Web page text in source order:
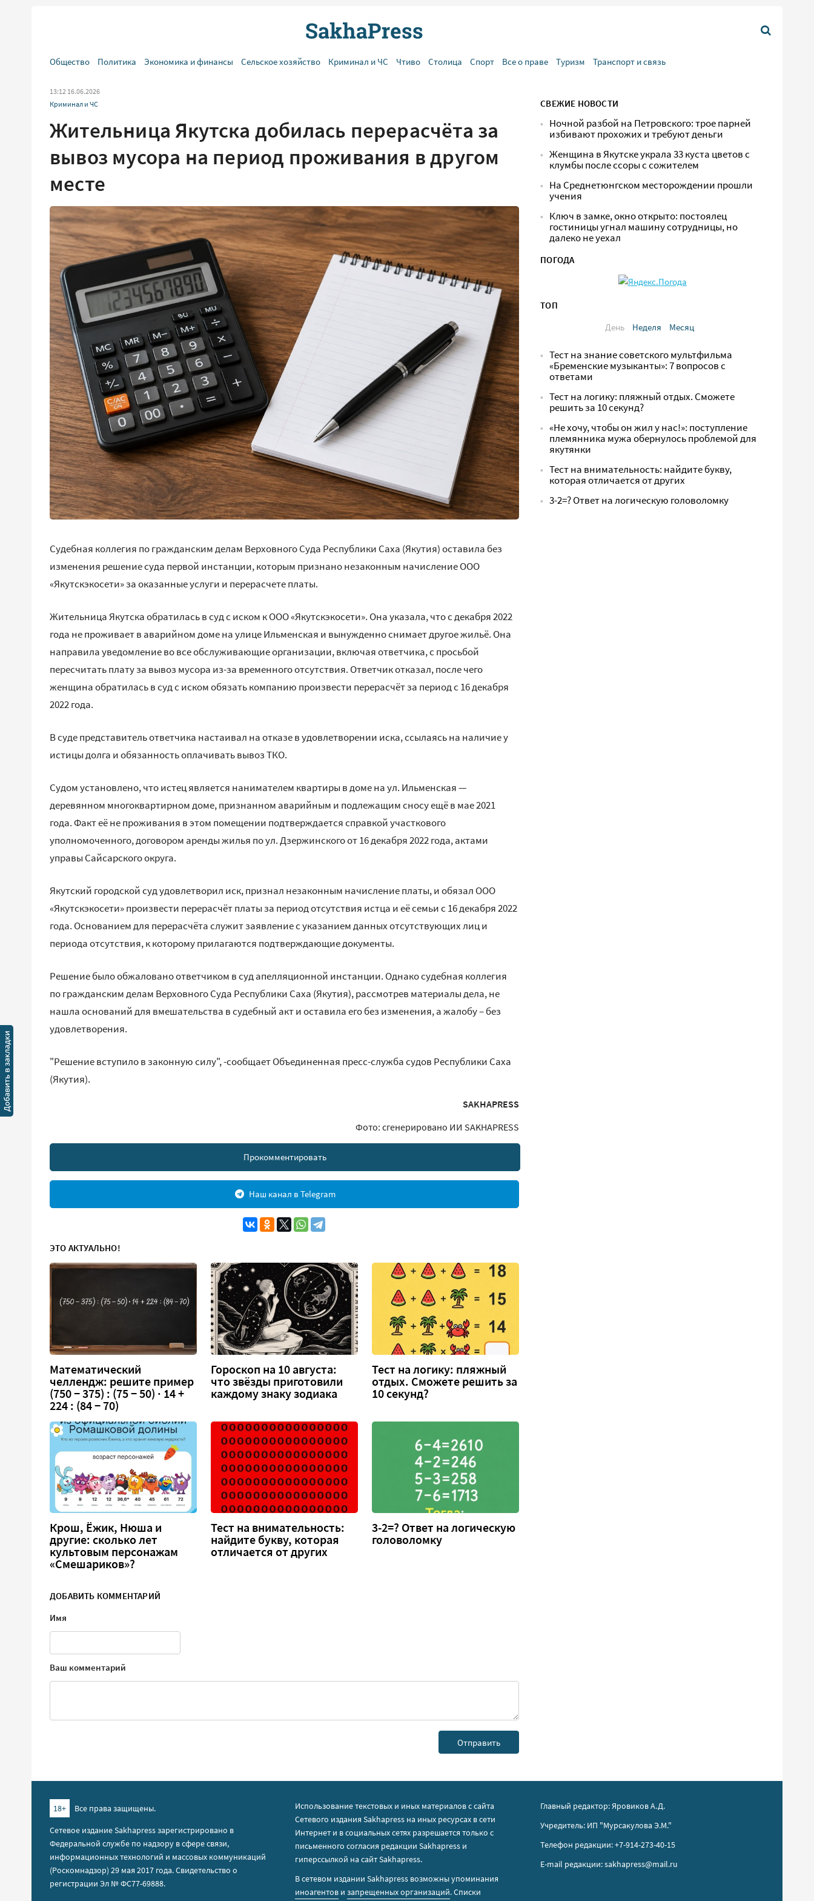
Общество Политика Экономика и финансы Сельское хозяйство Криминал и ЧС Чтиво Столица Спорт Все о праве Туризм Транспорт и связь
13:12 16.06.2026
Криминал и ЧС
Жительница Якутска добилась перерасчёта за
вывоз мусора на период проживания в другом
месте
Судебная коллегия по гражданским делам Верховного Суда Республики Саха (Якутия) оставила без
изменения решение суда первой инстанции, которым признано незаконным начисление ООО
«Якутскэкосети» за оказанные услуги и перерасчете платы.
Жительница Якутска обратилась в суд с иском к ООО «Якутскэкосети». Она указала, что с декабря 2022
года не проживает в аварийном доме на улице Ильменская и вынужденно снимает другое жильё. Она
направила уведомление во все обслуживающие организации, включая ответчика, с просьбой
пересчитать плату за вывоз мусора из-за временного отсутствия. Ответчик отказал, после чего
женщина обратилась в суд с иском обязать компанию произвести перерасчёт за период с 16 декабря
2022 года.
В суде представитель ответчика настаивал на отказе в удовлетворении иска, ссылаясь на наличие у
истицы долга и обязанность оплачивать вывоз ТКО.
Судом установлено, что истец является нанимателем квартиры в доме на ул. Ильменская —
деревянном многоквартирном доме, признанном аварийным и подлежащим сносу ещё в мае 2021
года. Факт её не проживания в этом помещении подтверждается справкой участкового
уполномоченного, договором аренды жилья по ул. Дзержинского от 16 декабря 2022 года, актами
управы Сайсарского округа.
Якутский городской суд удовлетворил иск, признал незаконным начисление платы, и обязал ООО
«Якутскэкосети» произвести перерасчёт платы за период отсутствия истца и её семьи с 16 декабря 2022
года. Основанием для перерасчёта служит заявление с указанием данных отсутствующих лиц и
периода отсутствия, к которому прилагаются подтверждающие документы.
Решение было обжаловано ответчиком в суд апелляционной инстанции. Однако судебная коллегия
по гражданским делам Верховного Суда Республики Саха (Якутия), рассмотрев материалы дела, не
нашла оснований для вмешательства в судебный акт и оставила его без изменения, а жалобу – без
удовлетворения.
"Решение вступило в законную силу", -сообщает Объединенная пресс-служба судов Республики Саха
(Якутия).
SAKHAPRESS
Фото: сгенерировано ИИ SAKHAPRESS
Прокомментировать
Наш канал в Telegram
ЭТО АКТУАЛЬНО!
Математический
челлендж: решите пример
(750 − 375) : (75 − 50) · 14 +
224 : (84 − 70)
Гороскоп на 10 августа:
что звёзды приготовили
каждому знаку зодиака
Тест на логику: пляжный
отдых. Сможете решить за
10 секунд?
Крош, Ёжик, Нюша и
другие: сколько лет
культовым персонажам
«Смешариков»?
Тест на внимательность:
найдите букву, которая
отличается от других
3-2=? Ответ на логическую
головоломку
ДОБАВИТЬ КОММЕНТАРИЙ
Имя
Ваш комментарий
СВЕЖИЕ НОВОСТИ
Ночной разбой на Петровского: трое парней
избивают прохожих и требуют деньги
Женщина в Якутске украла 33 куста цветов с
клумбы после ссоры с сожителем
На Среднетюнгском месторождении прошли
учения
Ключ в замке, окно открыто: постоялец
гостиницы угнал машину сотрудницы, но
далеко не уехал
ПОГОДА
ТОП
День
Неделя Месяц
Тест на знание советского мультфильма
«Бременские музыканты»: 7 вопросов с
ответами
Тест на логику: пляжный отдых. Сможете
решить за 10 секунд?
«Не хочу, чтобы он жил у нас!»: поступление
племянника мужа обернулось проблемой для
якутянки
Тест на внимательность: найдите букву,
которая отличается от других
3-2=? Ответ на логическую головоломку
18+
Все права защищены.
Сетевое издание Sakhapress зарегистрировано в
Федеральной службе по надзору в сфере связи,
информационных технологий и массовых коммуникаций
(Роскомнадзор) 29 мая 2017 года. Свидетельство о
регистрации Эл № ФС77-69888.
Использование текстовых и иных материалов с сайта
Сетевого издания Sakhapress на иных ресурсах в сети
Интернет и в социальных сетях разрешается только с
письменного согласия редакции Sakhapress и
гиперссылкой на сайт Sakhapress.
В сетевом издании Sakhapress возможны упоминания
иноагентов изапрещенных организаций. Списки
Главный редактор: Яровиков А.Д.
Учредитель: ИП "Мурсакулова Э.М."
Телефон редакции: +7-914-273-40-15
E-mail редакции: sakhapress@mail.ru